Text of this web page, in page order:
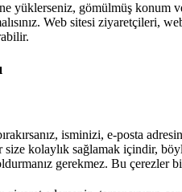
yüklerseniz, gömülmüş konum
Web sitesi ziyaretçileri,
isminizi, e-posta
kolaylık sağlamak içindir,
gerekmez. Bu çerezler